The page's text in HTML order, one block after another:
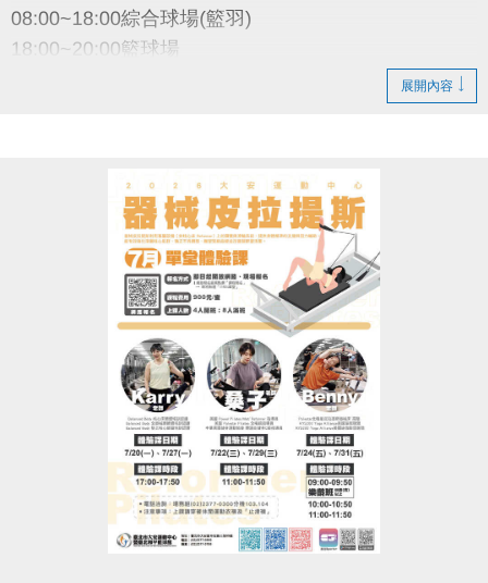
08:00~18:00綜合球場(籃羽)
18:00~20:00籃球場
因活動包場 暫停租借
以上場地公益、季租、課程時段暫停
造成不便 敬請見諒
展開內容